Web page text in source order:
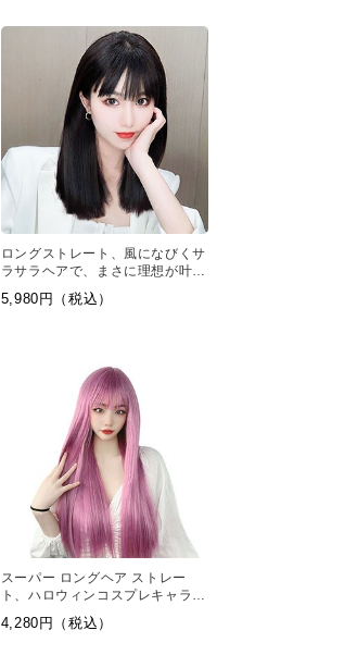
ロングストレート、風になびくサ
ラサラヘアで、まさに理想が叶う
ロングスタイル、ボディラインも
綺麗に見せてくれます。
5,980円（税込）
スーパー ロングヘア ストレー
ト、ハロウィンコスプレキャラク
4,280円（税込）